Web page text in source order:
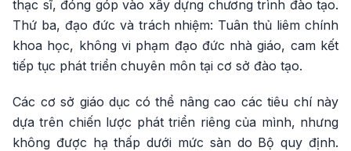
thạc sĩ, đóng góp vào xây dựng chương trình đào tạo.
Thứ ba, đạo đức và trách nhiệm: Tuân thủ liêm chính
khoa học, không vi phạm đạo đức nhà giáo, cam kết
tiếp tục phát triển chuyên môn tại cơ sở đào tạo.
Các cơ sở giáo dục có thể nâng cao các tiêu chí này
dựa trên chiến lược phát triển riêng của mình, nhưng
không được hạ thấp dưới mức sàn do Bộ quy định.